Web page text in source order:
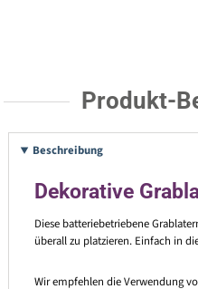
Produkt-
Beschreibung
Dekorative
Diese batteriebetriebene
überall zu platzieren. Einfach in
Wir empfehlen die Verwendung